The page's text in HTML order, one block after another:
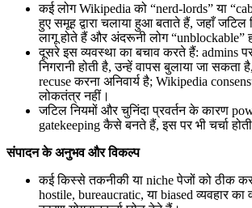
कई लोग Wikipedia को “nerd-lords” या
हुए समूह द्वारा चलाया हुआ बताते हैं, जहाँ
लागू होते हैं और अंदरूनी लोग “unblockable”
दूसरे इस व्यवस्था का बचाव करते हैं: admins
निगरानी होती है, उन्हें वापस बुलाया जा सकता
recuse करना अनिवार्य है; Wikipedia
लोकतंत्र नहीं।
जटिल नियमों और चुनिंदा प्रवर्तन के कारण
gatekeeping कैसे बनते हैं, इस पर भी चर्चा
संपादन के अनुभव और विकल्प
कई किस्से तकनीकी या niche पेजों को ठीक
hostile, bureaucratic, या biased व्यवहार